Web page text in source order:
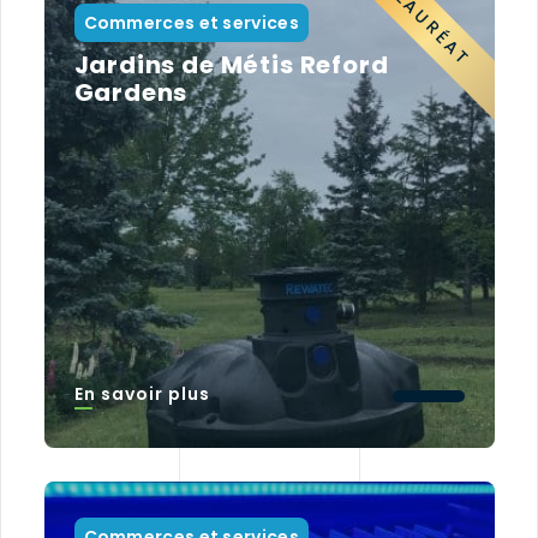
LAURÉAT
Commerces et services
Jardins de Métis Reford
Gardens
En savoir plus